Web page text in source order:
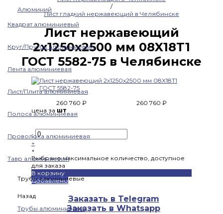
Алюминий
Квадрат алюминиевый
Круг/Пруток алюминиевый
Лента алюминиевая
Лист/Плита алюминиевая
Полоса алюминиевая
Проволока алюминиевая
Тавр алюминиевый
Трубы алюминиевые
Назад
Трубы алюминиевые
/
Лист гладкий нержавеющий в Челябинске
Лист нержавеющий
2х1250х2500 мм 08X18T1
ГОСТ 5582-75 в Челябинске
260 760 ₽
260 760 ₽
цена за шт
-
+
×
Выбрано максимальное количество, доступное
для заказа
В корзину
Добавлено
Заказать в Telegram
Заказать в Whatsapp